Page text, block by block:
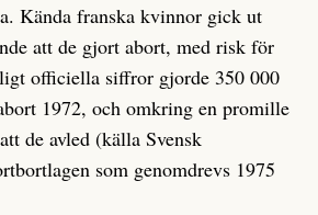
Kända franska kvinnor gick ut
att de gjort abort, med risk för
officiella siffror gjorde 350 000
1972, och omkring en promille
de avled (källa Svensk
som genomdrevs 1975